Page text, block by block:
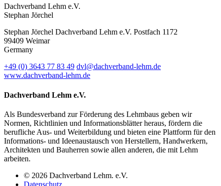
Dachverband Lehm e.V.
Stephan Jörchel
Stephan Jörchel Dachverband Lehm e.V. Postfach 1172
99409 Weimar
Germany
+49 (0) 3643 77 83 49 dvl@dachverband-lehm.de
www.dachverband-lehm.de
Dachverband Lehm e.V.
Als Bundesverband zur Förderung des Lehmbaus geben wir
Normen, Richtlinien und Informationsblätter heraus, fördern die
berufliche Aus- und Weiterbildung und bieten eine Plattform für den
Informations- und Ideenaustausch von Herstellern, Handwerkern,
Architekten und Bauherren sowie allen anderen, die mit Lehm
arbeiten.
© 2026 Dachverband Lehm. e.V.
Datenschutz